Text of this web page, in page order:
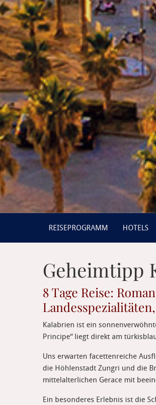
REISEPROGRAMM HOTELS
Geheimtipp
8 Tage Reise:
Kalabrien ist ein
Principe“ liegt direkt am
Uns erwarten facettenreiche
die Höhlenstadt Zungri und die
mittelalterlichen Gerace mit
Ein besonderes Erlebnis ist die